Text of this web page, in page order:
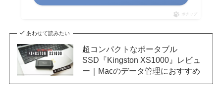
ポチップ
あわせて読みたい
超コンパクトなポータブル
SSD『Kingston XS1000』レビュ
ー｜Macのデータ管理におすすめ